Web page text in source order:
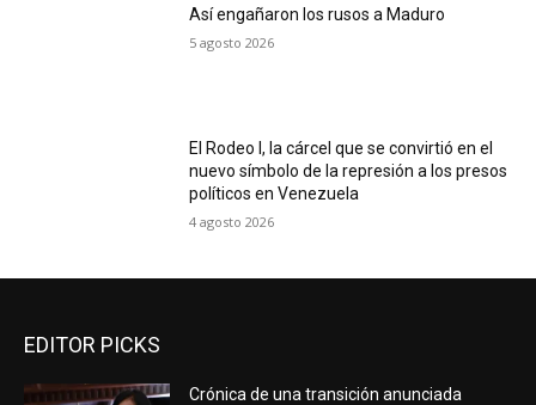
Así engañaron los rusos a Maduro
5 agosto 2026
El Rodeo I, la cárcel que se convirtió en el
nuevo símbolo de la represión a los presos
políticos en Venezuela
4 agosto 2026
EDITOR PICKS
Crónica de una transición anunciada